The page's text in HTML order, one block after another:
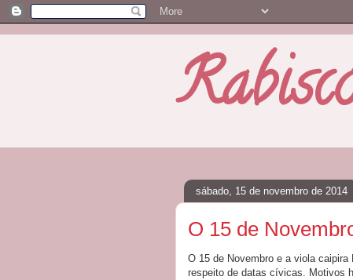
sábado, 15 de novembro de 2014
O 15 de
O 15 de Novembro e a viola
respeito de datas cívicas. Motivos